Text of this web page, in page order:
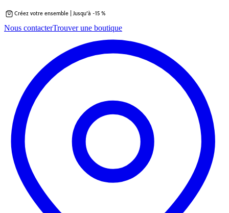
au
Créez votre ensemble | Jusqu’à -15 %
Nous contacterTrouver une boutique